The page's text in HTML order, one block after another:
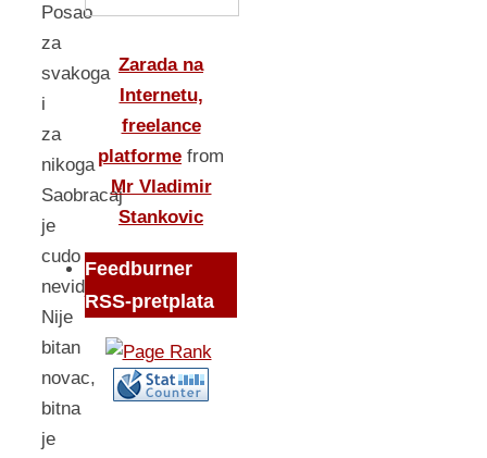
Posao
za
svakoga
i
za
nikoga
Saobracaj
je
cudo
nevidjeno
Nije
bitan
novac,
bitna
je
Zarada na
Internetu,
freelance
platforme from
Mr Vladimir
Stankovic
Feedburner
RSS-pretplata